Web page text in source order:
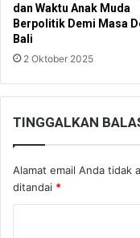
dan Waktu Anak Muda
Berpolitik Demi Masa
Bali
2 Oktober 2025
TINGGALKAN
Alamat email Anda tidak
ditandai *